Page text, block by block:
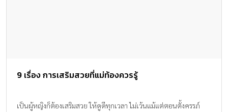
9 เรื่อง การเสริมสวยที่แม่ท้องควรรู้
เป็นผู้หญิงก็ต้องเสริมสวย ให้ดูดีทุกเวลา ไม่เว้นแม้แต่ตอนตั้งครรภ์